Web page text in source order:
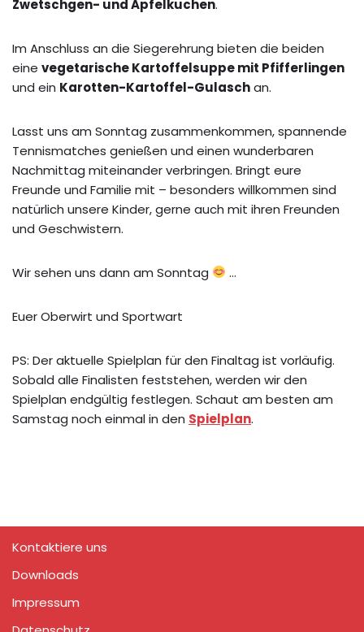
Zwetschgen- und Apfelkuchen.
Im Anschluss an die Siegerehrung bieten die beiden
eine vegetarische Kartoffelsuppe mit Pfifferlingen
und ein Karotten-Kartoffel-Gulaschan.
Lasst uns am Sonntag zusammenkommen, spannende
Tennismatches genießen und einen wunderbaren
Nachmittag miteinander verbringen. Bringt eure
Freunde und Familie mit – besonders willkommen sind
natürlich unsere Kinder, gerne auch mit ihren Freunden
und Geschwistern.
Wir sehen uns dann am Sonntag …
Euer Oberwirt und Sportwart
PS: Der aktuelle Spielplan für den Finaltag ist vorläufig.
Sobald alle Finalisten feststehen, werden wir den
Spielplan endgültig festlegen. Schaut am besten am
Samstag noch einmal in den Spielplan.
Kontaktiere uns
Downloads
Impressum